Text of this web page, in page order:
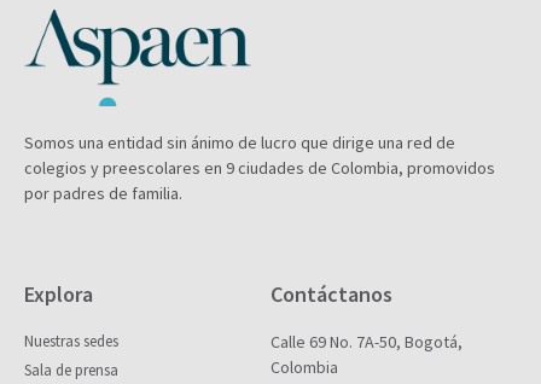
Somos una entidad sin ánimo de lucro que dirige una red de
colegios y preescolares en 9 ciudades de Colombia, promovidos
por padres de familia.
Explora
Nuestras sedes
Sala de prensa
Contáctanos
Calle 69 No. 7A-50, Bogotá,
Colombia